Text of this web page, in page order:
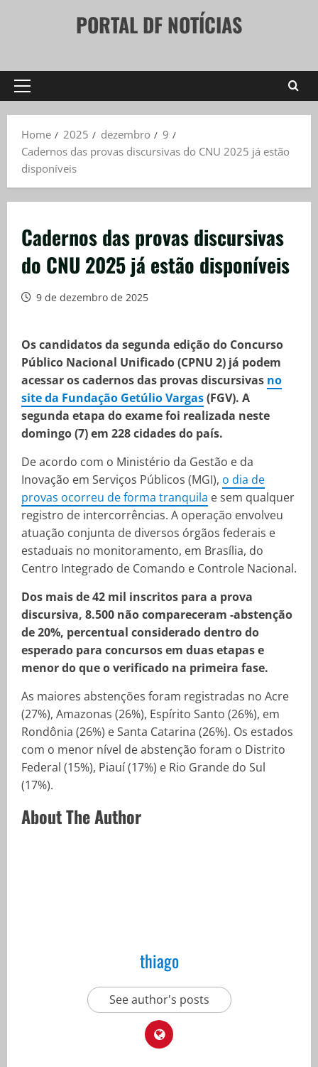
PORTAL DF NOTÍCIAS
Primary
Home
2025 dezembro
9
Cadernos das provas discursivas do CNU 2025 já estão
disponíveis
Cadernos das provas discursivas
do CNU 2025 já estão disponíveis
9 de dezembro de 2025
Os candidatos da segunda edição do Concurso
Público Nacional Unificado (CPNU 2) já podem
acessar os cadernos das provas discursivas no
site da Fundação Getúlio Vargas(FGV). A
segunda etapa do exame foi realizada neste
domingo (7) em 228 cidades do país.
De acordo com o Ministério da Gestão e da
Inovação em Serviços Públicos (MGI), o dia de
provas ocorreu de forma tranquila e sem qualquer
registro de intercorrências. A operação envolveu
atuação conjunta de diversos órgãos federais e
estaduais no monitoramento, em Brasília, do
Centro Integrado de Comando e Controle Nacional.
Dos mais de 42 mil inscritos para a prova
discursiva, 8.500 não compareceram -abstenção
de 20%, percentual considerado dentro do
esperado para concursos em duas etapas e
menor do que o verificado na primeira fase.
As maiores abstenções foram registradas no Acre
(27%), Amazonas (26%), Espírito Santo (26%), em
Rondônia (26%) e Santa Catarina (26%). Os estados
com o menor nível de abstenção foram o Distrito
Federal (15%), Piauí (17%) e Rio Grande do Sul
(17%).
About The Author
thiago
See author's posts